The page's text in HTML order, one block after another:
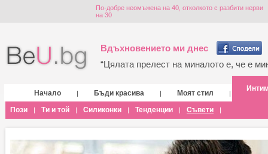
По-добре неомъжена на 40, отколкото с разбити нерви
на 30
Вдъхновението ми днес
“Цялата прелест на миналото е, че е
Начало | Бъди красива | Моят стил |
Пози | Ти и той | Силиконки | Тенденции | Съвети |